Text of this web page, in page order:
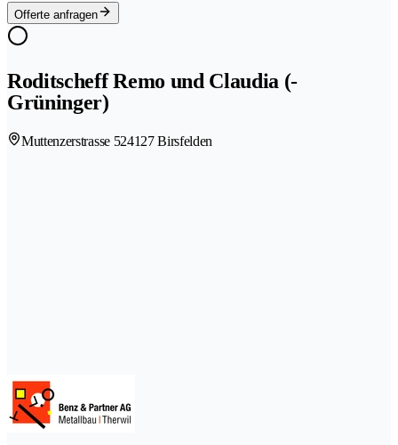
Offerte anfragen
Roditscheff Remo und Claudia (-
Grüninger)
Muttenzerstrasse 524127 Birsfelden